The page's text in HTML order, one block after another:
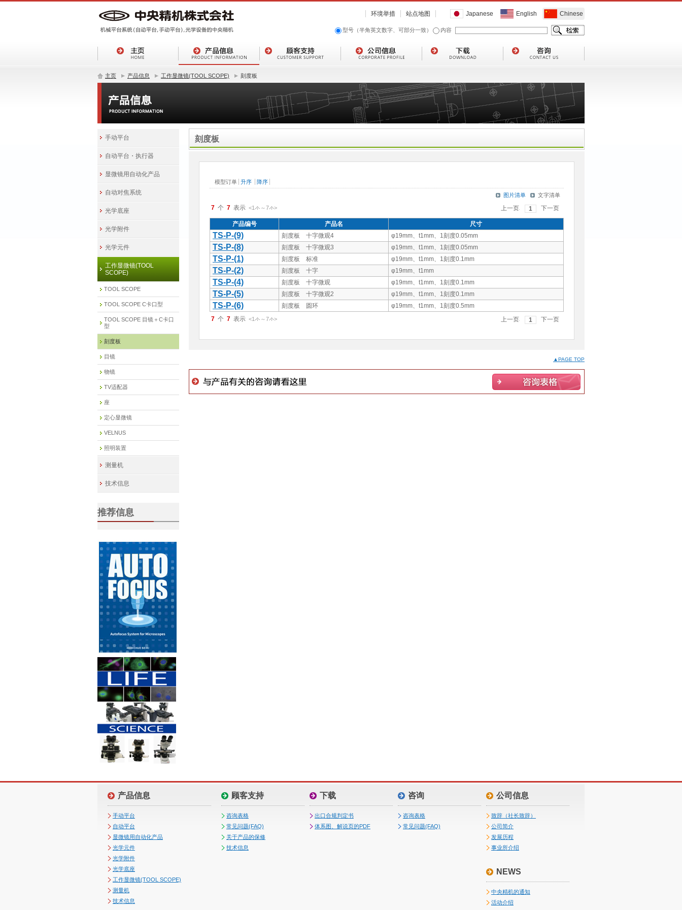
环境举措 站点地图 Japanese English Chinese
型号（半角英文数字、可部分一致） 内容
主页 产品信息 工作显微镜(TOOL SCOPE) 刻度板
刻度板
7 7 <1件 ～7件>
前のペ
1
次のペ
产品编号
产品名 尺寸
TS-P-(9) 刻度板 十字微观4 φ19mm、t1mm、1刻度0.05mm
TS-P-(8) 刻度板 十字微观3 φ19mm、t1mm、1刻度0.05mm
TS-P-(1) 刻度板 标准 φ19mm、t1mm、1刻度0.1mm
TS-P-(2) 刻度板 十字 φ19mm、t1mm
TS-P-(4) 刻度板 十字微观 φ19mm、t1mm、1刻度0.1mm
TS-P-(5) 刻度板 十字微观2 φ19mm、t1mm、1刻度0.1mm
TS-P-(6) 刻度板 圆环
φ19mm、t1mm、1刻度0.5mm
7
7 <1件 ～7件>
前のペ
1
次のペ
▲PAGE TOP
手动平台
自动平台・执行器
显微镜用自动化产品
自动对焦系统
光学底座
光学附件
光学元件
工作显微镜(TOOL
SCOPE)
TOOL SCOPE
TOOL SCOPE C卡口型
TOOL SCOPE 目镜＋C卡口
型
刻度板
目镜
物镜
TV适配器
座
定心显微镜
VELNUS
照明装置
测量机
技术信息
推荐信息
产品信息
手动平台
自动平台
显微镜用自动化产品
光学元件
光学附件
光学底座
工作显微镜(TOOL SCOPE)
测量机
技术信息
顾客支持
咨询表格
常见问题(FAQ)
关于产品的保修
技术信息
下载
出口合规判定书
体系图、解说页的PDF
咨询
咨询表格
常见问题(FAQ)
公司信息
致辞（社长致辞）
公司简介
发展历程
事业所介绍
NEWS
中央精机的通知
活动介绍